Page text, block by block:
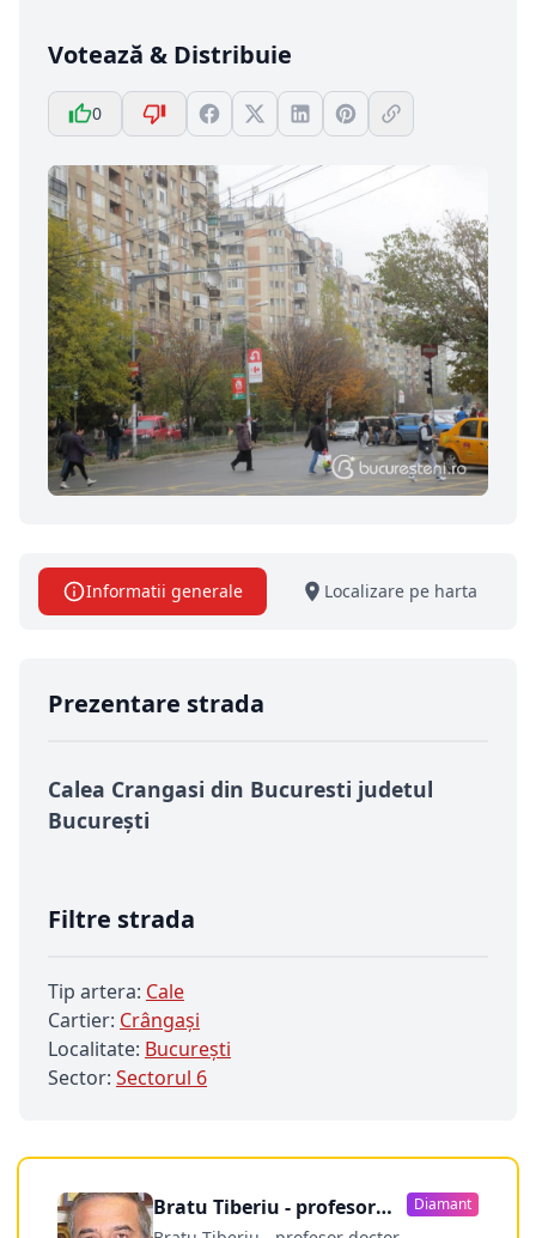
Votează & Distribuie
0
Informatii generale Localizare pe harta
Prezentare strada
Calea Crangasi din Bucuresti judetul
București
Filtre strada
Tip artera: Cale
Cartier: Crângași
Localitate: Bucureşti
Sector: Sectorul 6
Bratu Tiberiu - profesor
Diamant